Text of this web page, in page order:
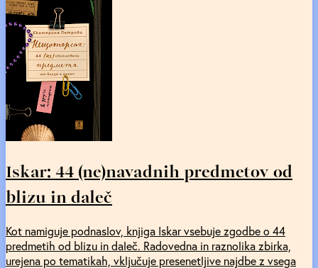
Iskar: 44 (ne)navadnih predmetov od
blizu in daleč
Kot namiguje podnaslov, knjiga Iskar vsebuje zgodbe o 44
predmetih od blizu in daleč. Radovedna in raznolika zbirka,
urejena po tematikah, vključuje presenetljive najdbe z vsega